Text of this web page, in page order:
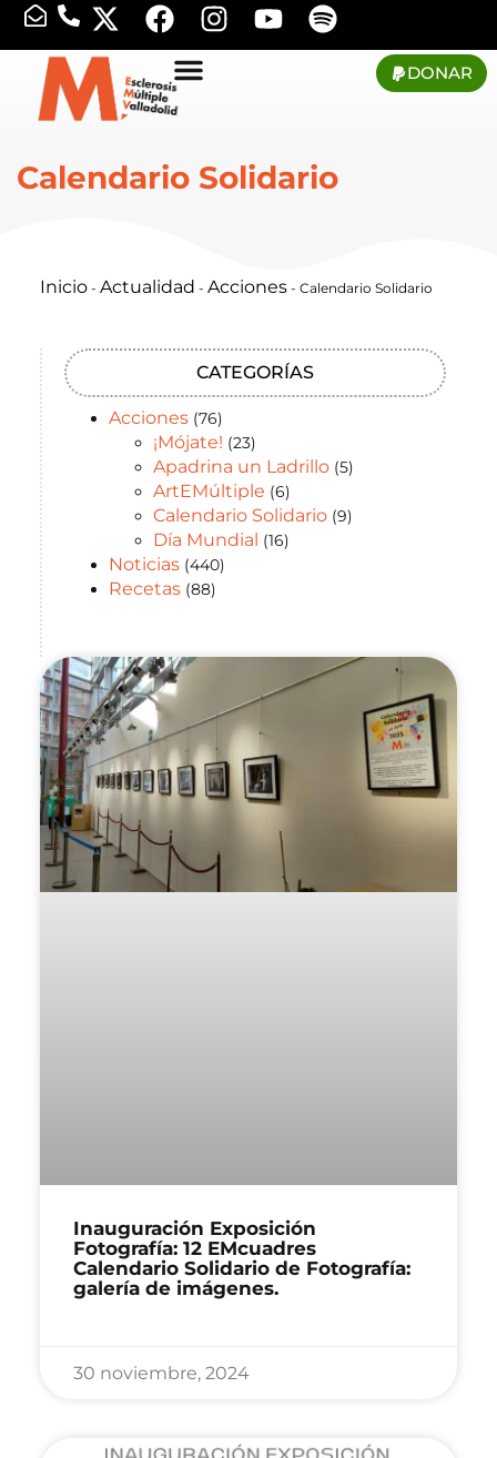
DONAR
Calendario Solidario
Inicio- Actualidad - Acciones- Calendario Solidario
Inauguración Exposición
Fotografía: 12 EMcuadres
Calendario Solidario de Fotografía:
galería de imágenes.
30 noviembre, 2024
CATEGORÍAS
Acciones(76)
¡Mójate! (23)
Apadrina un Ladrillo(5)
ArtEMúltiple (6)
Calendario Solidario(9)
Día Mundial (16)
Noticias(440)
Recetas(88)